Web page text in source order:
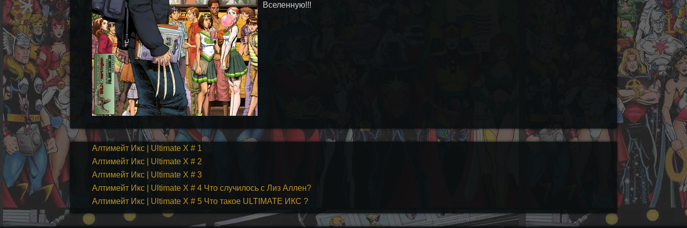
Вселенную!!!
Алтимейт Икс | Ultimate X # 1
Алтимейт Икс | Ultimate X # 2
Алтимейт Икс | Ultimate X # 3
Алтимейт Икс | Ultimate X # 4 Что случилось с Лиз Аллен?
Алтимейт Икс | Ultimate X # 5 Что такое ULTIMATE ИКС ?